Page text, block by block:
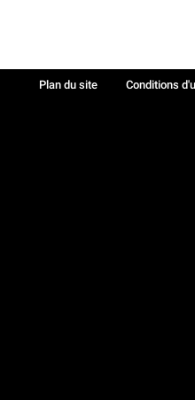
Plan du site Conditions